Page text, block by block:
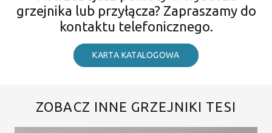
grzejnika lub przyłącza? Zapraszamy do
kontaktu telefonicznego.
KARTA KATALOGOWA
ZOBACZ INNE GRZEJNIKI TESI